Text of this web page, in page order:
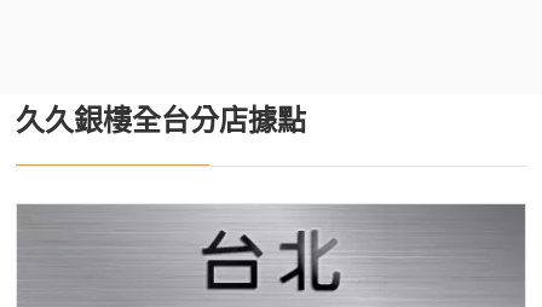
久久銀樓全台分店據點